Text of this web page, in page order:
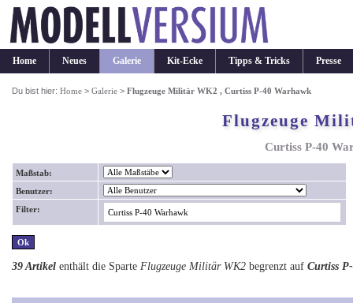
Home Neues Galerie Kit-Ecke Tipps & Tricks Presse
Du bist hier:Home >Galerie >Flugzeuge Militär WK2 , Curtiss P-40 Warhawk
Flugzeuge
Curtiss P-40
Maßstab:
Benutzer:
Filter:
39 Artikel enthält die Sparte Flugzeuge Militär WK2 begrenzt aufCurtiss